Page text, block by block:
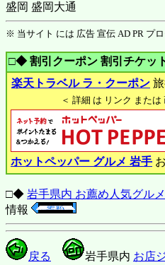
盛岡 盛岡大通
※ 当サイト には 広告 宣伝 AD PR プ
□◆ 割引クーポン 割引チケッ
楽天トラベル ラ・クーポン
＜ 詳細 は リンク また
ホットペッパー グルメ 岩手
□◆ 岩手県内 お薦め人気グル
情報
戻る 岩手県内 お店